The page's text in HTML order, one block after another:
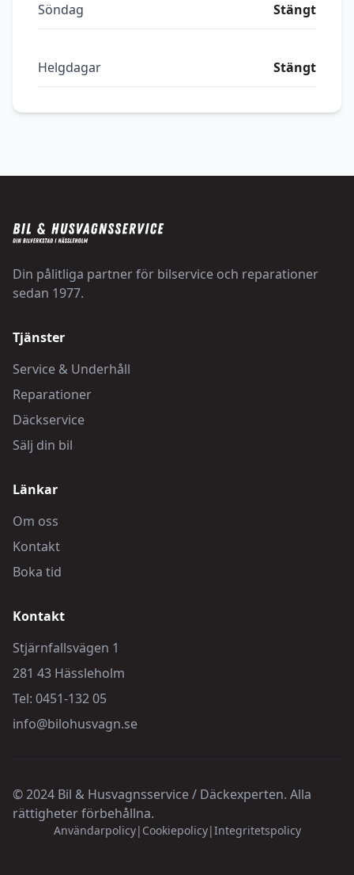
Söndag Stängt
Helgdagar Stängt
Din pålitliga partner för bilservice och reparationer
sedan 1977.
Tjänster
Service & Underhåll
Reparationer
Däckservice
Sälj din bil
Länkar
Om oss
Kontakt
Boka tid
Kontakt
Stjärnfallsvägen 1
281 43 Hässleholm
Tel: 0451-132 05
info@bilohusvagn.se
© 2024 Bil & Husvagnsservice / Däckexperten. Alla
rättigheter förbehållna.
Användarpolicy| Cookiepolicy|Integritetspolicy